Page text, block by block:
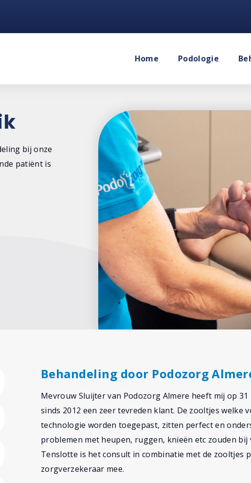
Home Podologie
bij onze
patiënt is
Behandeling door Podozorg
Mevrouw Sluijter van Podozorg Almere heeft mij op
sinds 2012 een zeer tevreden klant. De zooltjes welke
technologie worden toegepast, zitten perfect en
problemen met heupen, ruggen, knieën etc zouden
Tenslotte is het consult in combinatie met de zooltjes
zorgverzekeraar mee.